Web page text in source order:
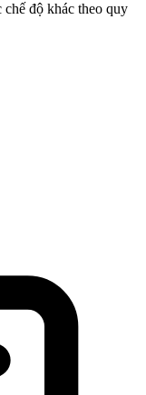
độ khác theo quy